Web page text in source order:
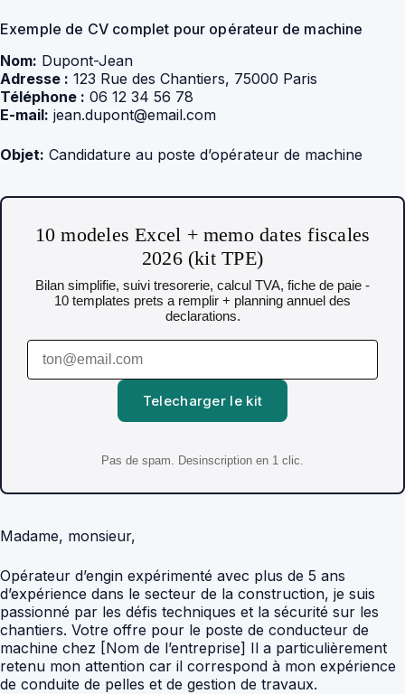
Exemple de CV complet pour opérateur de machine
Nom: Dupont-Jean
Adresse : 123 Rue des Chantiers, 75000 Paris
Téléphone : 06 12 34 56 78
E-mail: jean.dupont@email.com
Objet: Candidature au poste d’opérateur de machine
10 modeles Excel + memo dates fiscales
2026 (kit TPE)
Bilan simplifie, suivi tresorerie, calcul TVA, fiche de paie -
10 templates prets a remplir + planning annuel des
declarations.
Telecharger le kit
Pas de spam. Desinscription en 1 clic.
Madame, monsieur,
Opérateur d’engin expérimenté avec plus de 5 ans
d’expérience dans le secteur de la construction, je suis
passionné par les défis techniques et la sécurité sur les
chantiers. Votre offre pour le poste de conducteur de
machine chez [Nom de l’entreprise] Il a particulièrement
retenu mon attention car il correspond à mon expérience
de conduite de pelles et de gestion de travaux.